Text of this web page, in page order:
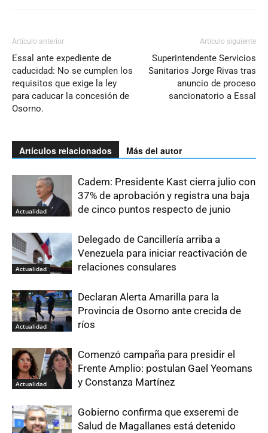
Artículo anterior
Essal ante expediente de
caducidad: No se cumplen los
requisitos que exige la ley
para caducar la concesión de
Osorno.
Artículo siguiente
Superintendente Servicios
Sanitarios Jorge Rivas tras
anuncio de proceso
sancionatorio a Essal
Artículos relacionados Más del autor
Actualidad
Cadem: Presidente Kast cierra julio con
37% de aprobación y registra una baja
de cinco puntos respecto de junio
Actualidad
Delegado de Cancillería arriba a
Venezuela para iniciar reactivación de
relaciones consulares
Actualidad
Declaran Alerta Amarilla para la
Provincia de Osorno ante crecida de
ríos
Actualidad
Comenzó campaña para presidir el
Frente Amplio: postulan Gael Yeomans
y Constanza Martínez
Gobierno confirma que exseremi de
Salud de Magallanes está detenido